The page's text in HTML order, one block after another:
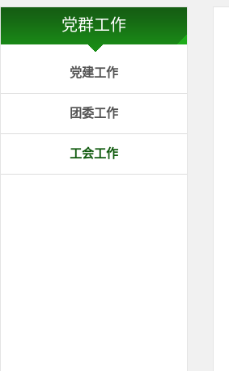
党群工作
党建工作
团委工作
工会工作